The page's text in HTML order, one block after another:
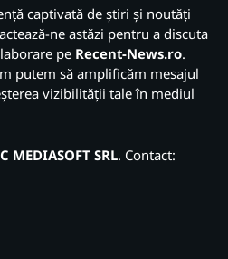
captivată de știri și noutăți
ne astăzi pentru a discuta
pe Recent-News.ro.
putem să amplificăm mesajul
vizibilității tale în mediul
MEDIASOFT SRL. Contact: